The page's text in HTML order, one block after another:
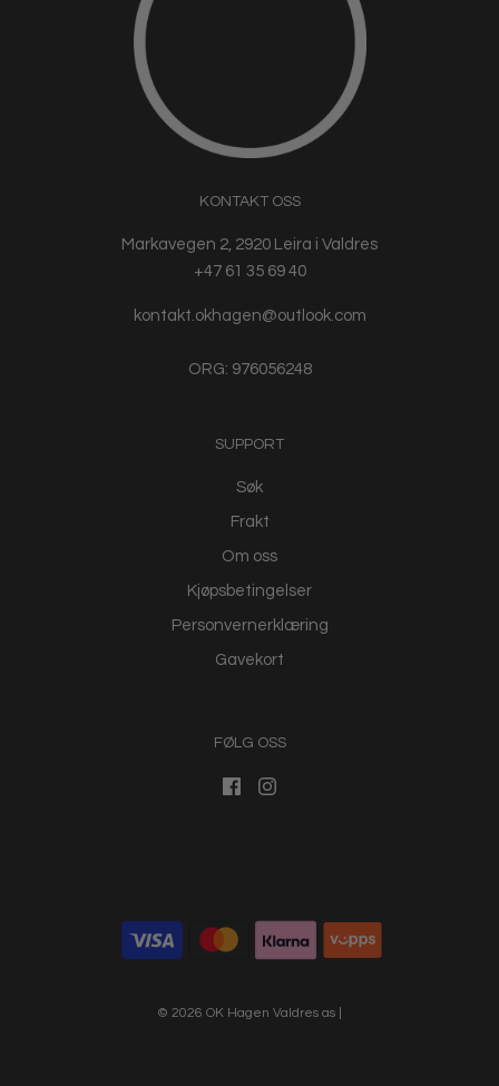
KONTAKT OSS
Markavegen 2, 2920 Leira i Valdres
+47 61 35 69 40
kontakt.okhagen@outlook.com
ORG: 976056248
SUPPORT
Søk
Frakt
Om oss
Kjøpsbetingelser
Personvernerklæring
Gavekort
FØLG OSS
© 2026 OK Hagen Valdres as